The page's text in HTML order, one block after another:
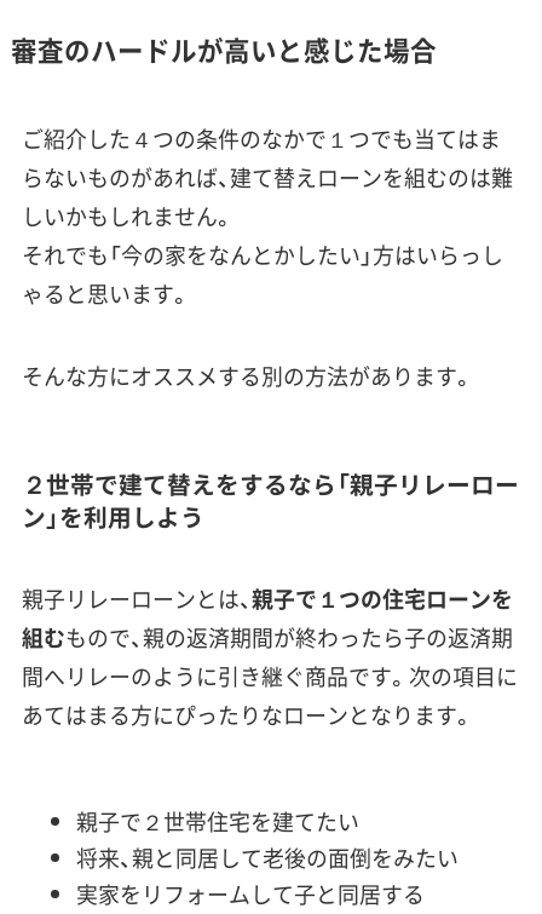
審査のハードルが高いと感じた場合
ご紹介した４つの条件のなかで１つでも当てはま
らないものがあれば、建て替えローンを組むのは難
しいかもしれません。
それでも「今の家をなんとかしたい」方はいらっし
ゃると思います。
そんな方にオススメする別の方法があります。
２世帯で建て替えをするなら「親子リレーロー
ン」を利用しよう
親子リレーローンとは、親子で１つの住宅ローンを
組むもので、親の返済期間が終わったら子の返済期
間へリレーのように引き継ぐ商品です。次の項目に
あてはまる方にぴったりなローンとなります。
親子で２世帯住宅を建てたい
将来、親と同居して老後の面倒をみたい
実家をリフォームして子と同居する